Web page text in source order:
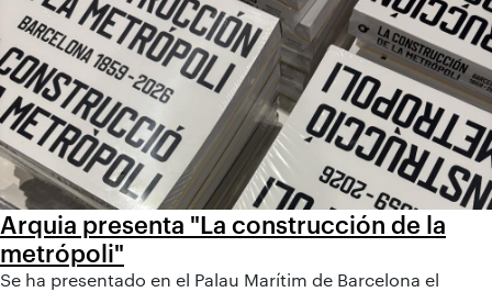
Arquia presenta "La construcción de la
metrópoli"
Se ha presentado en el Palau Marítim de Barcelona el